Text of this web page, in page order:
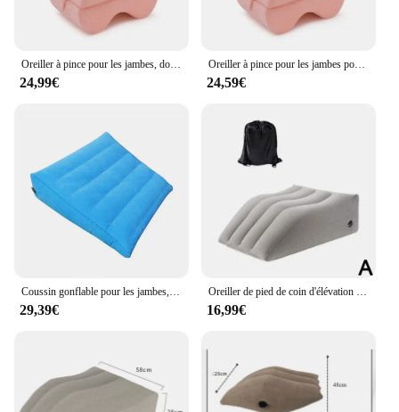
Oreiller à pince pour les jambes, dormir sur le côté des jambes, femmes enceintes, dormir sur le lit, levage des membres inférieurs, score élevé
24,99€
Oreiller à pince pour les jambes pour femmes enceintes, pour dormir sur le lit, levage des membres inférieurs, score élevé
24,59€
Coussin gonflable pour les jambes, soutien du genou et du dos, oreiller portable pour les instituts oto, coin de lit, triangulaire, polymères, voyage, sommeil, nouveau
29,39€
Oreiller de pied de coin d'élévation gonflable portable, coussin de levage de jambe, lit de camping-car
16,99€